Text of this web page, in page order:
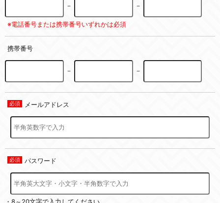
－ －
※電話番号または携帯番号いずれかは必須
携帯番号
－ －
メールアドレス
パスワード
・8～20文字で入力してください。